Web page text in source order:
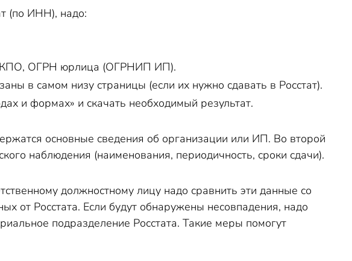
(по ИНН), надо:
ОГРН юрлица (ОГРНИП ИП).
в самом низу страницы (если их нужно сдавать в Росстат).
и формах» и скачать необходимый результат.
основные сведения об организации или ИП. Во второй
наблюдения (наименования, периодичность, сроки сдачи).
должностному лицу надо сравнить эти данные со
от Росстата. Если будут обнаружены несовпадения, надо
подразделение Росстата. Такие меры помогут